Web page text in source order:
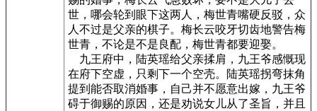
世，哪会轮到眼下这两人，梅世青嘴硬反驳，众
人不过是父亲的棋子。梅长云咬牙切齿地警告梅
世青，不论是不是良配，梅世青都要迎娶。
九王府中，陆英瑶给父亲揉肩，九王爷感慨现
在府下空虚，只剩下一个空壳。陆英瑶拐弯抹角
提到能否取消婚事，自己并不愿意出嫁，九王爷
碍于御赐的原因，还是劝说女儿从了圣旨，并且